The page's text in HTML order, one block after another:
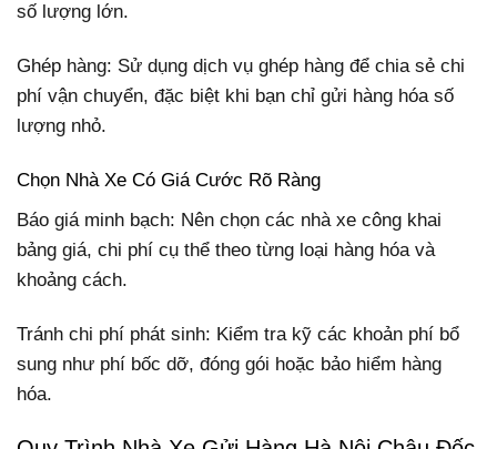
số lượng lớn.
Ghép hàng: Sử dụng dịch vụ ghép hàng để chia sẻ chi
phí vận chuyển, đặc biệt khi bạn chỉ gửi hàng hóa số
lượng nhỏ.
Chọn Nhà Xe Có Giá Cước Rõ Ràng
Báo giá minh bạch: Nên chọn các nhà xe công khai
bảng giá, chi phí cụ thể theo từng loại hàng hóa và
khoảng cách.
Tránh chi phí phát sinh: Kiểm tra kỹ các khoản phí bổ
sung như phí bốc dỡ, đóng gói hoặc bảo hiểm hàng
hóa.